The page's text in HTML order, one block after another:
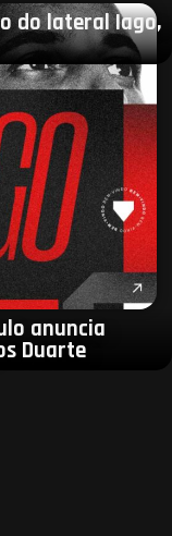
do lateral Iago,
anuncia
Duarte